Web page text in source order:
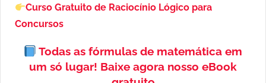
Curso Gratuito de Raciocínio Lógico para
Concursos
Todas as fórmulas de matemática em
um só lugar! Baixe agora nosso eBook